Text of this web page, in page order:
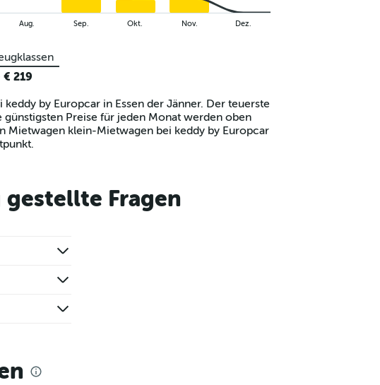
Aug. Sep. Okt. Nov. Dez.
€ 219
by Europcar in Essen der Jänner. Der teuerste
Preise für jeden Monat werden oben
Mietwagen klein-Mietwagen bei keddy by Europcar
Fragen